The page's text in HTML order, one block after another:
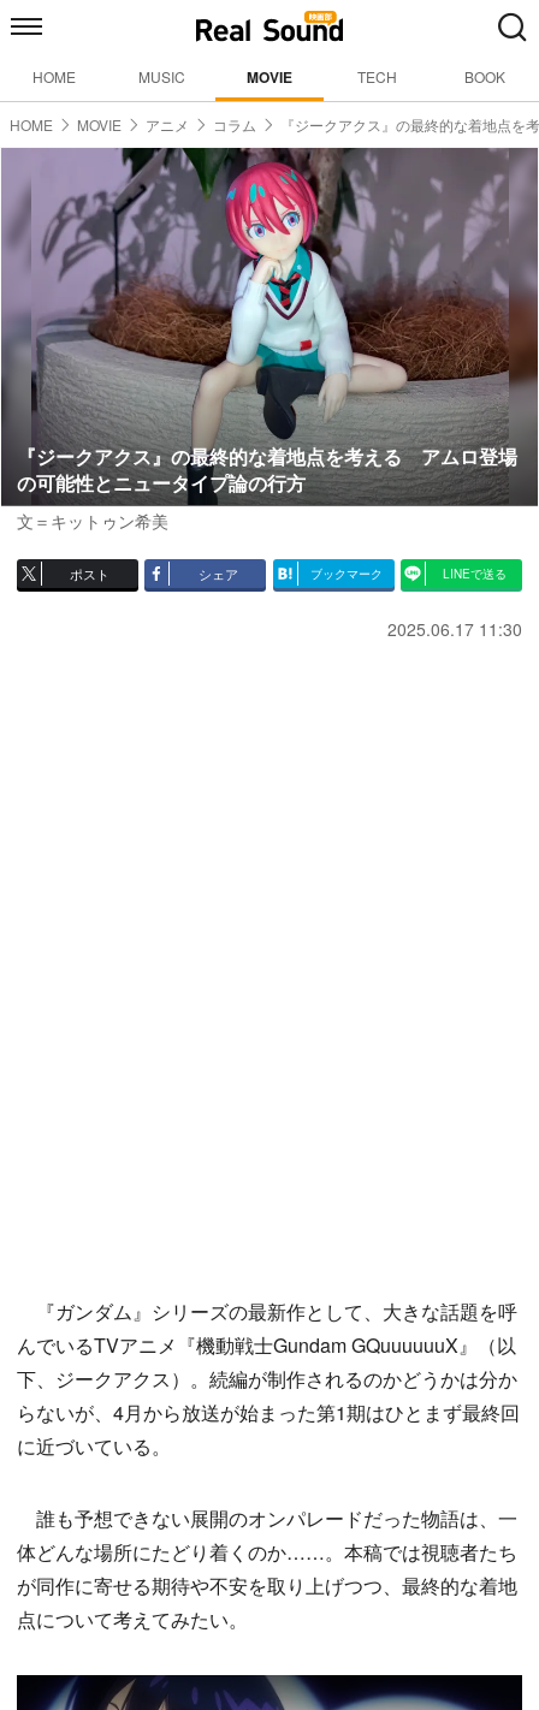
HOME MUSIC MOVIE TECH BOOK
HOME MOVIE アニメ コラム 『ジークアクス』の最終的な着地点を
『ジークアクス』の最終的な着地点を考える アムロ登場
の可能性とニュータイプ論の行方
文＝キットゥン希美
ポスト シェア ブックマーク LINEで送る
2025.06.17 11:30
『ガンダム』シリーズの最新作として、大きな話題を呼
んでいるTVアニメ『機動戦士Gundam GQuuuuuuX』（以
下、ジークアクス）。続編が制作されるのかどうかは分か
らないが、4月から放送が始まった第1期はひとまず最終回
に近づいている。
誰も予想できない展開のオンパレードだった物語は、一
体どんな場所にたどり着くのか……。本稿では視聴者たち
が同作に寄せる期待や不安を取り上げつつ、最終的な着地
点について考えてみたい。